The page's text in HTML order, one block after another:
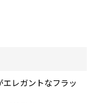
レガントなフラッ